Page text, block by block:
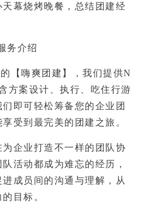
幕烧烤晚餐，总结团建经
务介绍
【嗨爽团建】，我们提供N
方案设计、执行、吃住行游
即可轻松筹备您的企业团
受到最完美的团建之旅。
为企业打造不一样的团队协
活动都成为难忘的经历，
成员间的沟通与理解，从
目标。